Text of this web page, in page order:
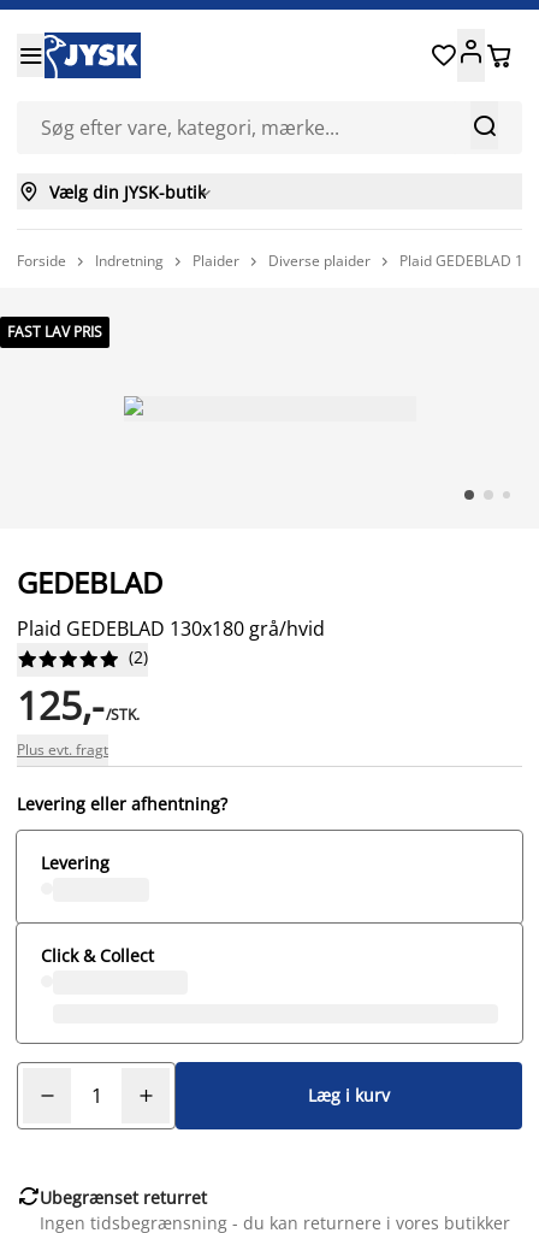


 
 Vælg din JYSK-butik
Forside  Indretning  Plaider  Diverse plaider  Plaid GEDEBLAD
FAST LAV PRIS
GEDEBLAD
Plaid GEDEBLAD 130x180 grå/hvid





 (2)
125,-/STK.
Plus evt. fragt
Levering eller afhentning?
Levering
Click & Collect
Læg i kurv
Ubegrænset returret
Ingen tidsbegrænsning - du kan returnere i vores butikker